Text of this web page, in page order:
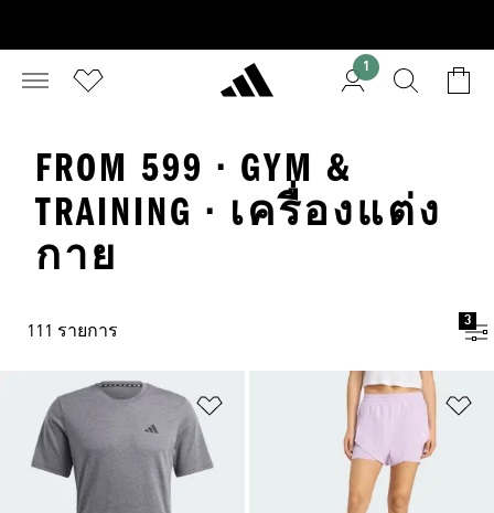
1
FROM 599 · GYM &
TRAINING · เครื่องแต่ง
กาย
111 รายการ
3
เพิ่มไปยังรายการสินค้าโปรด